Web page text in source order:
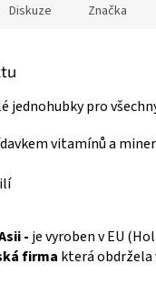
Diskuze Značka
jednohubky pro
vitamínů a
- je vyroben v EU
firma která obdržela